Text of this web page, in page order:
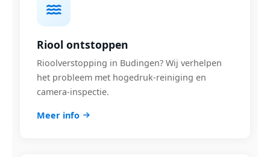
Riool ontstoppen
Rioolverstopping in Budingen? Wij verhelpen
het probleem met hogedruk-reiniging en
camera-inspectie.
Meer info